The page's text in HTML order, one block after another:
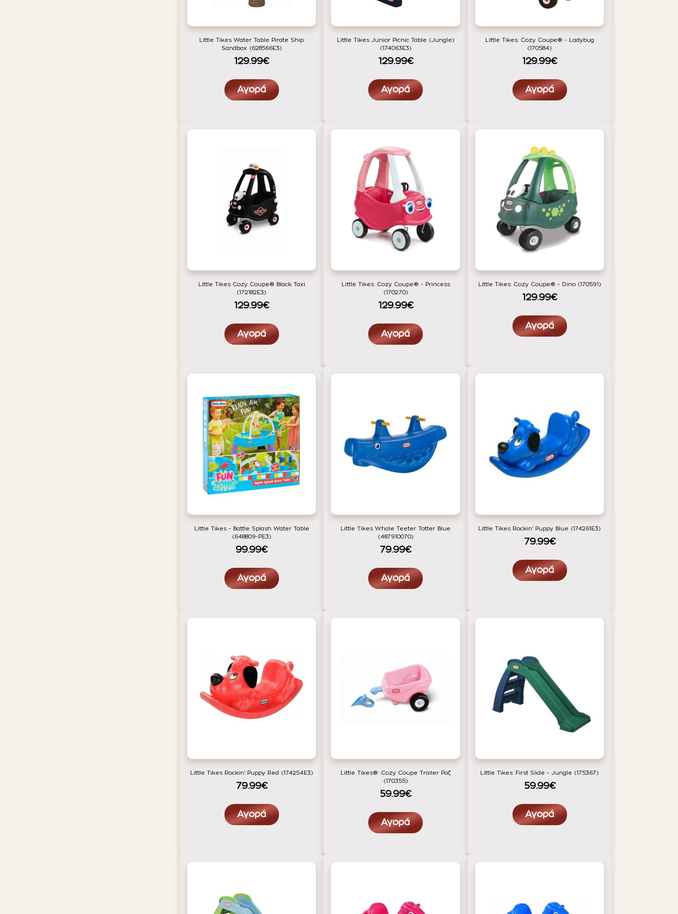
Little Tikes Water Table Pirate Ship
Sandbox (628566E3)
129.99€
Αγορά
Little Tikes Junior Picnic Table (Jungle)
(174063E3)
129.99€
Αγορά
Little Tikes: Cozy Coupe® - Ladybug
(170584)
129.99€
Αγορά
Little Tikes Cozy Coupe® Black Taxi
(172182E3)
129.99€
Αγορά
Little Tikes: Cozy Coupe® - Princess
(170270)
129.99€
Αγορά
Little Tikes: Cozy Coupe® - Dino (170591)
129.99€
Αγορά
Little Tikes - Battle Splash Water Table
(648809-PE3)
99.99€
Αγορά
Little Tikes Whale Teeter Totter Blue
(487910070)
79.99€
Αγορά
Little Tikes Rockin' Puppy Blue (174261E3)
79.99€
Αγορά
Little Tikes Rockin' Puppy Red (174254E3)
79.99€
Αγορά
Little Tikes®: Cozy Coupe Trailer Ροζ
(170355)
59.99€
Αγορά
Little Tikes: First Slide - Jungle (175367)
59.99€
Αγορά